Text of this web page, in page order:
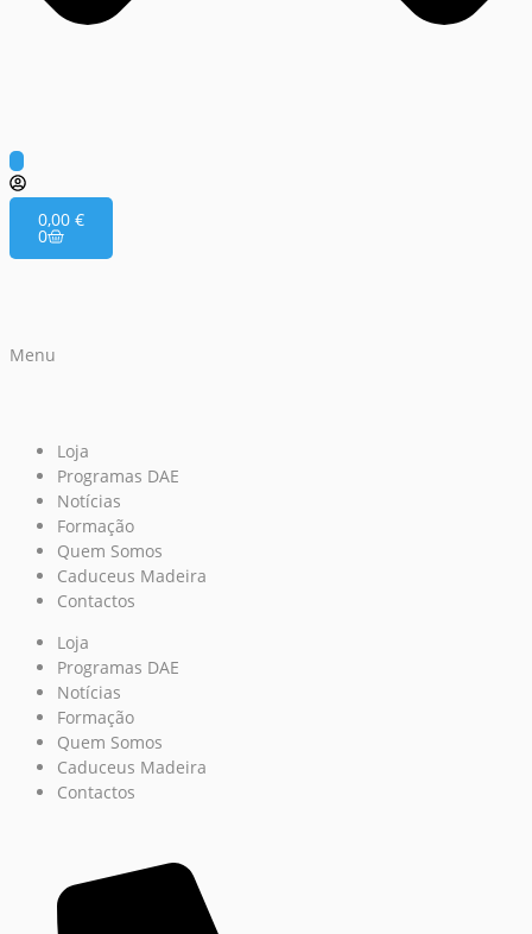
0,00 €
0
Menu
Loja
Programas DAE
Notícias
Formação
Quem Somos
Caduceus Madeira
Contactos
Loja
Programas DAE
Notícias
Formação
Quem Somos
Caduceus Madeira
Contactos